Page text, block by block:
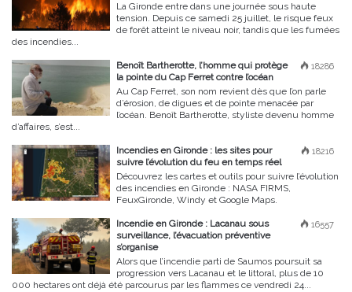
La Gironde entre dans une journée sous haute
tension. Depuis ce samedi 25 juillet, le risque feux
de forêt atteint le niveau noir, tandis que les fumées
des incendies...
18286
Benoît Bartherotte, l’homme qui protège
la pointe du Cap Ferret contre l’océan
Au Cap Ferret, son nom revient dès que l’on parle
d’érosion, de digues et de pointe menacée par
l’océan. Benoît Bartherotte, styliste devenu homme
d’affaires, s’est...
18216
Incendies en Gironde : les sites pour
suivre l’évolution du feu en temps réel
Découvrez les cartes et outils pour suivre l’évolution
des incendies en Gironde : NASA FIRMS,
FeuxGironde, Windy et Google Maps.
16557
Incendie en Gironde : Lacanau sous
surveillance, l’évacuation préventive
s’organise
Alors que l’incendie parti de Saumos poursuit sa
progression vers Lacanau et le littoral, plus de 10
000 hectares ont déjà été parcourus par les flammes ce vendredi 24...